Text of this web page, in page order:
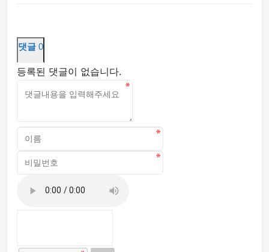
댓글 0
등록된 댓글이 없습니다.